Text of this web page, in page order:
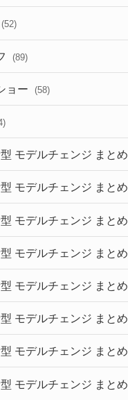
(6)
(30)
(27)
(28)
(27)
(26)
(10)
(10)
(9)
(22)
(4)
(52)
(89)
ョー (58)
モデルチェンジ まとめ
モデルチェンジ まとめ
モデルチェンジ まとめ
モデルチェンジ まとめ
モデルチェンジ まとめ
モデルチェンジ まとめ
モデルチェンジ まとめ
モデルチェンジ まとめ